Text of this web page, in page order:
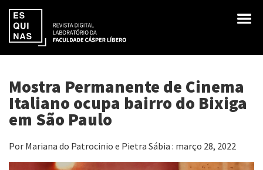
Mostra Permanente de Cinema
Italiano ocupa bairro do Bixiga
em São Paulo
Por Mariana do Patrocinio e Pietra Sábia : março 28, 2022